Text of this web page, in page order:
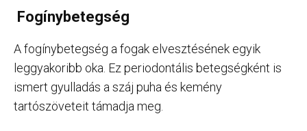
Fogínybetegség
A fogínybetegség a fogak elvesztésének egyik
leggyakoribb oka. Ez periodontális betegségként is
ismert gyulladás a száj puha és kemény
tartószöveteit támadja meg.